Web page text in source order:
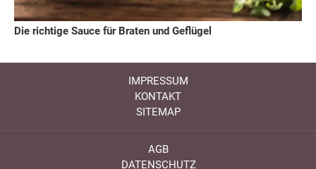
Die richtige Sauce für Braten und Geflügel
IMPRESSUM
KONTAKT
SITEMAP
AGB
DATENSCHUTZ